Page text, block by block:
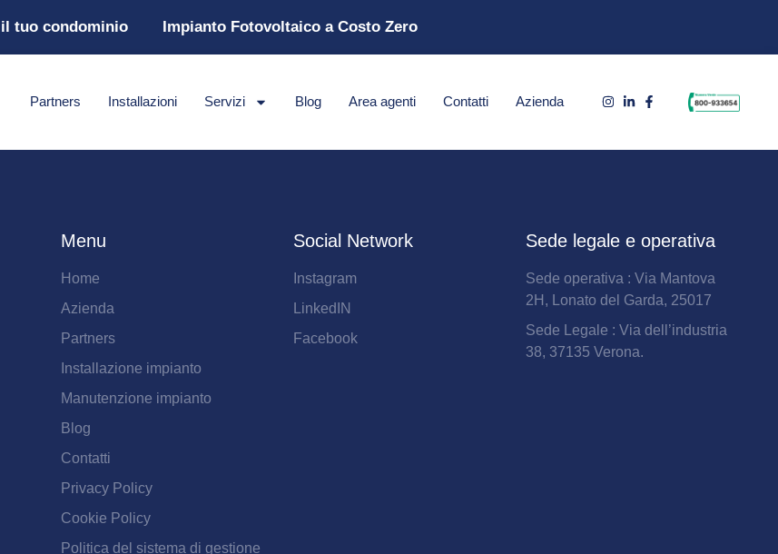
tuo condominio Impianto Fotovoltaico a Costo Zero
Partners Installazioni Servizi Blog Area agenti Contatti Azienda
Menu
Home
Azienda
Partners
Installazione impianto
Manutenzione impianto
Blog
Contatti
Privacy Policy
Cookie Policy
Politica del sistema di gestione
Social Network
Instagram
LinkedIN
Facebook
Sede legale e operativa
Sede operativa : Via Mantova
2H, Lonato del Garda, 25017
Sede Legale : Via dell’industria
38, 37135 Verona.